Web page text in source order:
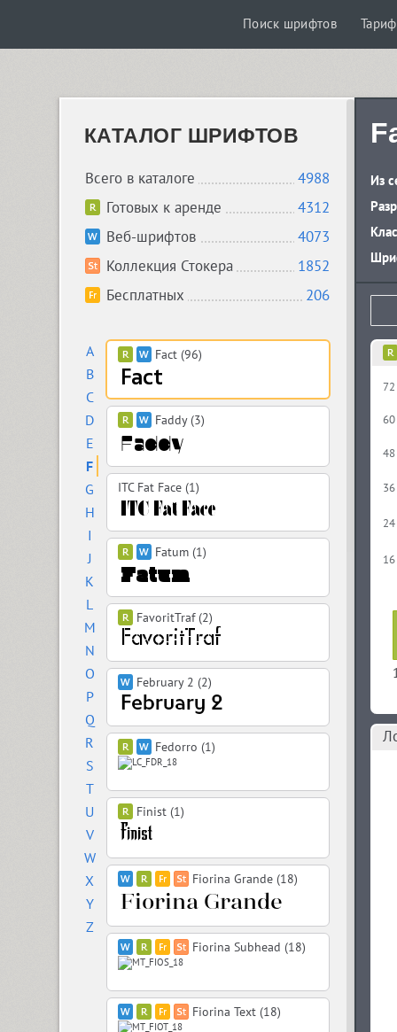
Поиск шрифтов
КАТАЛОГ ШРИФТОВ
Всего в каталоге
4988
Готовых к аренде
4312
Веб-шрифтов
4073
Коллекция Стокера
1852
Бесплатных
206
A
B
C
D
E
F
G
H
I
J
K
L
M
N
O
P
Q
R
S
T
U
V
W
X
Y
Z
Fact (96)
Faddy (3)
ITC Fat Face (1)
Fatum (1)
FavoritTraf (2)
February 2 (2)
Fedorro (1)
Finist (1)
Fiorina Grande (18)
Fiorina Subhead (18)
Fiorina Text (18)
Из